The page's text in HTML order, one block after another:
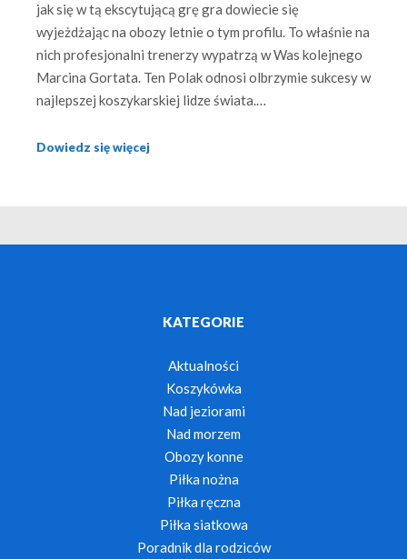
jak się w tą ekscytującą grę gra dowiecie się
wyjeżdżając na obozy letnie o tym profilu. To właśnie na
nich profesjonalni trenerzy wypatrzą w Was kolejnego
Marcina Gortata. Ten Polak odnosi olbrzymie sukcesy w
najlepszej koszykarskiej lidze świata.…
Dowiedz się więcej
KATEGORIE
Aktualności
Koszykówka
Nad jeziorami
Nad morzem
Obozy konne
Piłka nożna
Piłka ręczna
Piłka siatkowa
Poradnik dla rodziców